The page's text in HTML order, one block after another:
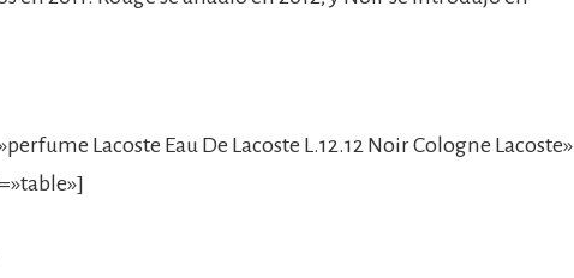
Lacoste Eau De Lacoste L.12.12 Noir Cologne Lacoste»